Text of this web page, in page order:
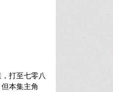
打至七零八
本集主角